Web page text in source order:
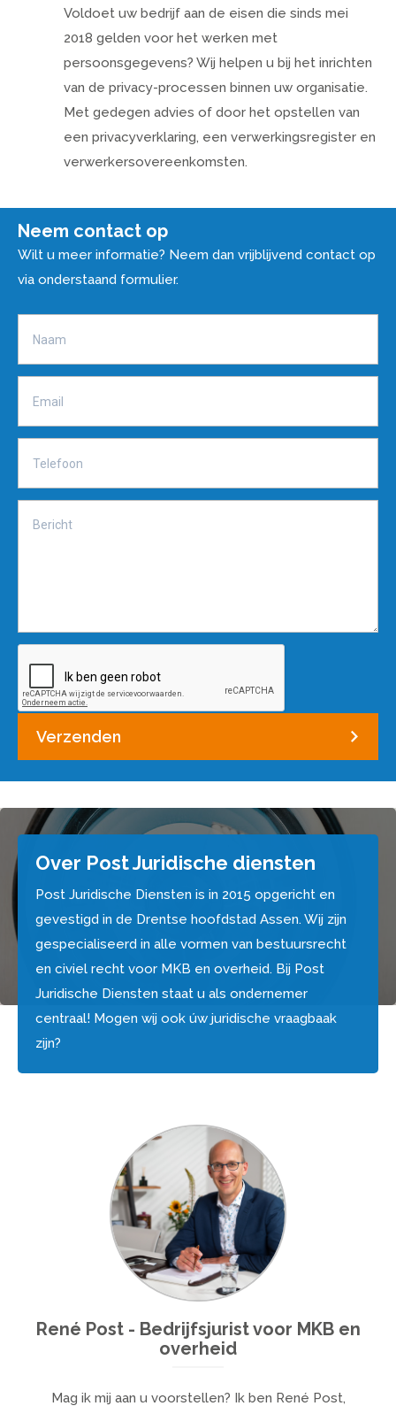
Voldoet uw bedrijf aan de eisen die sinds mei
2018 gelden voor het werken met
persoonsgegevens? Wij helpen u bij het inrichten
van de privacy-processen binnen uw organisatie.
Met gedegen advies of door het opstellen van
een privacyverklaring, een verwerkingsregister en
verwerkersovereenkomsten.
Neem contact op
Wilt u meer informatie? Neem dan vrijblijvend contact op
via onderstaand formulier.
Verzenden
Over Post Juridische diensten
Post Juridische Diensten is in 2015 opgericht en
gevestigd in de Drentse hoofdstad Assen. Wij zijn
gespecialiseerd in alle vormen van bestuursrecht
en civiel recht voor MKB en overheid. Bij Post
Juridische Diensten staat u als ondernemer
centraal! Mogen wij ook úw juridische vraagbaak
zijn?
René Post - Bedrijfsjurist voor MKB en
overheid
Mag ik mij aan u voorstellen? Ik ben René Post,